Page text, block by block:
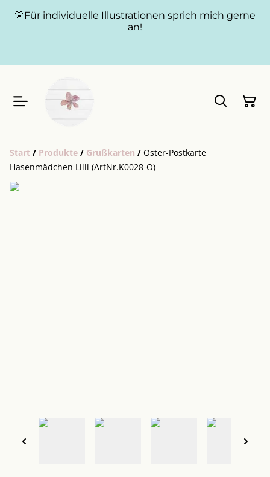
💛Für individuelle Illustrationen sprich mich gerne
an!
Start / Produkte / Grußkarten / Oster-Postkarte
Hasenmädchen Lilli (ArtNr.K0028-O)